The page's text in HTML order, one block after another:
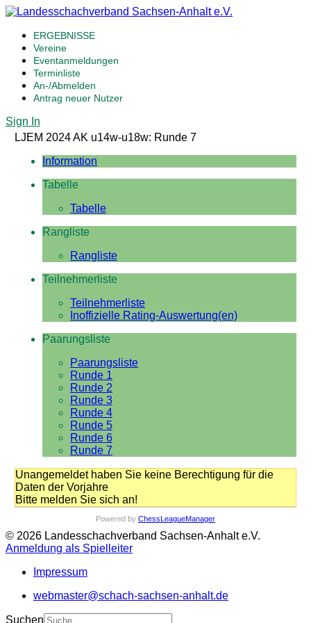
ERGEBNISSE
Vereine
Eventanmeldungen
Terminliste
An-/Abmelden
Antrag neuer Nutzer
Sign In
LJEM 2024 AK u14w-u18w: Runde 7
Information
Tabelle
Tabelle
Rangliste
Rangliste
Teilnehmerliste
Teilnehmerliste
Inoffizielle Rating-Auswertung(en)
Paarungsliste
Paarungsliste
Runde 1
Runde 2
Runde 3
Runde 4
Runde 5
Runde 6
Runde 7
Unangemeldet haben Sie keine Berechtigung für die
Daten der Vorjahre
Bitte melden Sie sich an!
Powered by ChessLeagueManager
© 2026 Landesschachverband Sachsen-Anhalt e.V.
Anmeldung als Spielleiter
Impressum
webmaster@schach-sachsen-anhalt.de
Suchen